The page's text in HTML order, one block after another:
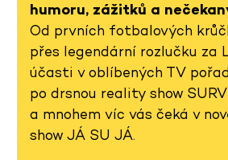
humoru, zážitků a
Od prvních fotbalových
přes legendární rozlučku za
účasti v oblíbených TV
po drsnou reality show
a mnohem víc vás čeká v
show JÁ SU JÁ.